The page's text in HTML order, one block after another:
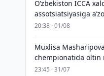
O‘zbekiston ICCA
assotsiatsiyasiga
20:38 · 01/08
Muxlisa
chempionatida oltin
23:45 · 31/07